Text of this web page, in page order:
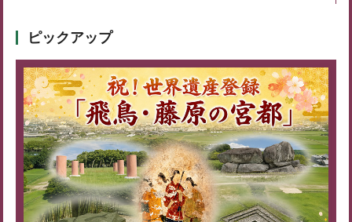
ピックアップ